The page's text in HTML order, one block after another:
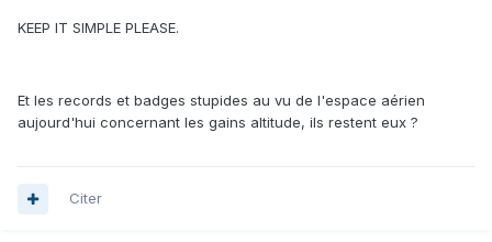
KEEP IT SIMPLE PLEASE.
Et les records et badges stupides au vu de l'espace aérien
aujourd'hui concernant les gains altitude, ils restent eux ?
Citer